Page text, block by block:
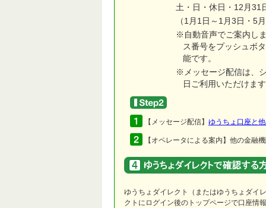
土・日・休日・12月
（1月1日～1月3日・5
※自動音声でご案内し
ス番号をプッシュボ
能です。
※メッセージ配信は、
日ご利用いただけま
【メッセージ配信】 ゆうちょ口座と
【オペレータによる案内】他の金融
ゆうちょダイレクト（またはゆうちょダイ
クトにログイン後のトップページで口座情